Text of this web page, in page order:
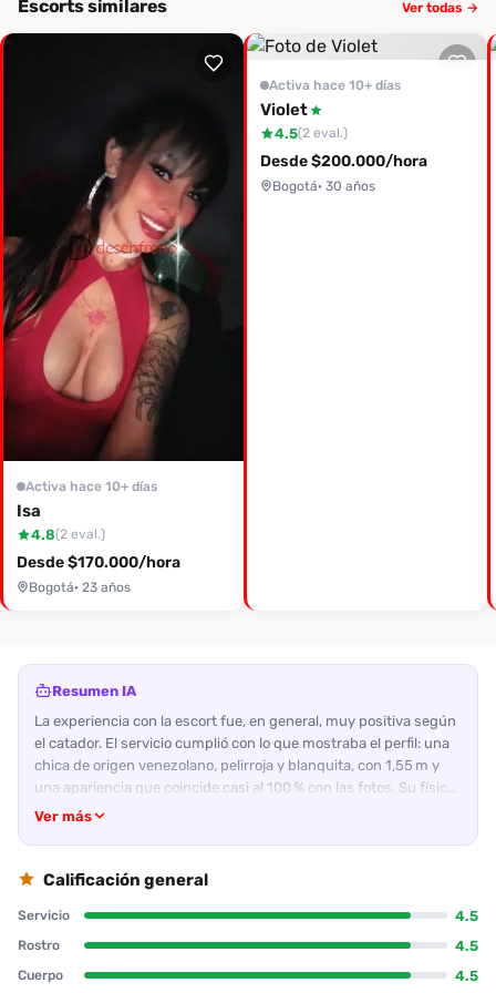
Escorts similares Ver todas →
Activa hace 10+ días
Isa
4.8(2 eval.)
Desde $170.000/hora
Bogotá· 23 años
Activa hace 10+ días
Violet
4.5(2 eval.)
Desde $200.000/hora
Bogotá· 30 años
Resumen IA
La experiencia con la escort fue, en general, muy positiva según
el catador. El servicio cumplió con lo que mostraba el perfil: una
chica de origen venezolano, pelirroja y blanquita, con 1,55 m y
una apariencia que coincide casi al 100 % con las fotos. Su físico
recibe calificaciones de 9 / 10 tanto por su cuerpo como por su
buena disposición para escuchar y seguir los deseos del cliente.
y la música creada ambiente. En términos de servicios, la
actividad oral con condón y la posibilidad de anal como extra
recibido algún beso en la boca, pero no hubo quejas. El patrón
Ver más
Calificación general
Servicio 4.5
Rostro 4.5
Cuerpo 4.5